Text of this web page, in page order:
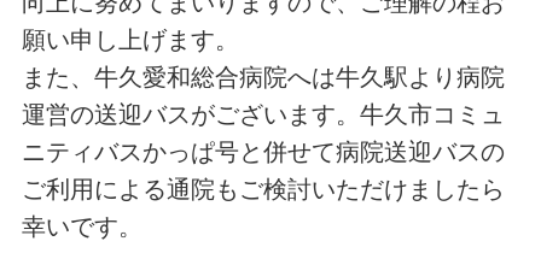
願い申し上げます。
また、牛久愛和総合病院へは牛久駅より病院
運営の送迎バスがございます。牛久市コミュ
ニティバスかっぱ号と併せて病院送迎バスの
ご利用による通院もご検討いただけましたら
幸いです。